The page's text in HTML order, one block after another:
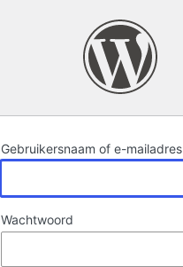
Gebruikersnaam of e-mailadres
Wachtwoord